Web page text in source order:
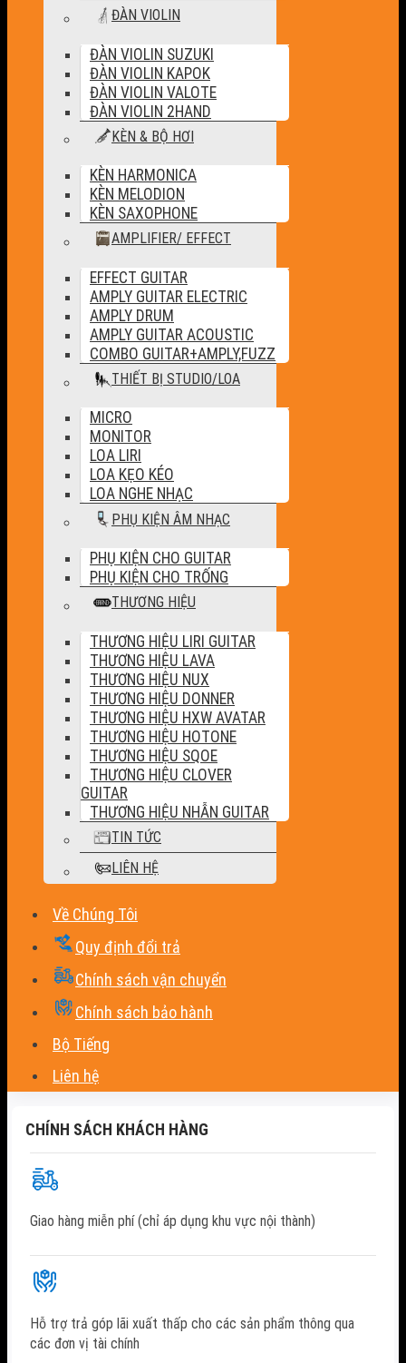
ĐÀN VIOLIN
ĐÀN VIOLIN SUZUKI
ĐÀN VIOLIN KAPOK
ĐÀN VIOLIN VALOTE
ĐÀN VIOLIN 2HAND
KÈN & BỘ HƠI
KÈN HARMONICA
KÈN MELODION
KÈN SAXOPHONE
AMPLIFIER/ EFFECT
EFFECT GUITAR
AMPLY GUITAR ELECTRIC
AMPLY DRUM
AMPLY GUITAR ACOUSTIC
COMBO GUITAR+AMPLY,FUZZ
THIẾT BỊ STUDIO/LOA
MICRO
MONITOR
LOA LIRI
LOA KẸO KÉO
LOA NGHE NHẠC
PHỤ KIỆN ÂM NHẠC
PHỤ KIỆN CHO GUITAR
PHỤ KIỆN CHO TRỐNG
THƯƠNG HIỆU
THƯƠNG HIỆU LIRI GUITAR
THƯƠNG HIỆU LAVA
THƯƠNG HIỆU NUX
THƯƠNG HIỆU DONNER
THƯƠNG HIỆU HXW AVATAR
THƯƠNG HIỆU HOTONE
THƯƠNG HIỆU SQOE
THƯƠNG HIỆU CLOVER
GUITAR
THƯƠNG HIỆU NHẪN GUITAR
TIN TỨC
LIÊN HỆ
Về Chúng Tôi
Quy định đổi trả
Chính sách vận chuyển
Chính sách bảo hành
Bộ Tiếng
Liên hệ
CHÍNH SÁCH KHÁCH HÀNG
Giao hàng miễn phí (chỉ áp dụng khu vực nội thành)
Hỗ trợ trả góp lãi xuất thấp cho các sản phẩm thông qua
các đơn vị tài chính